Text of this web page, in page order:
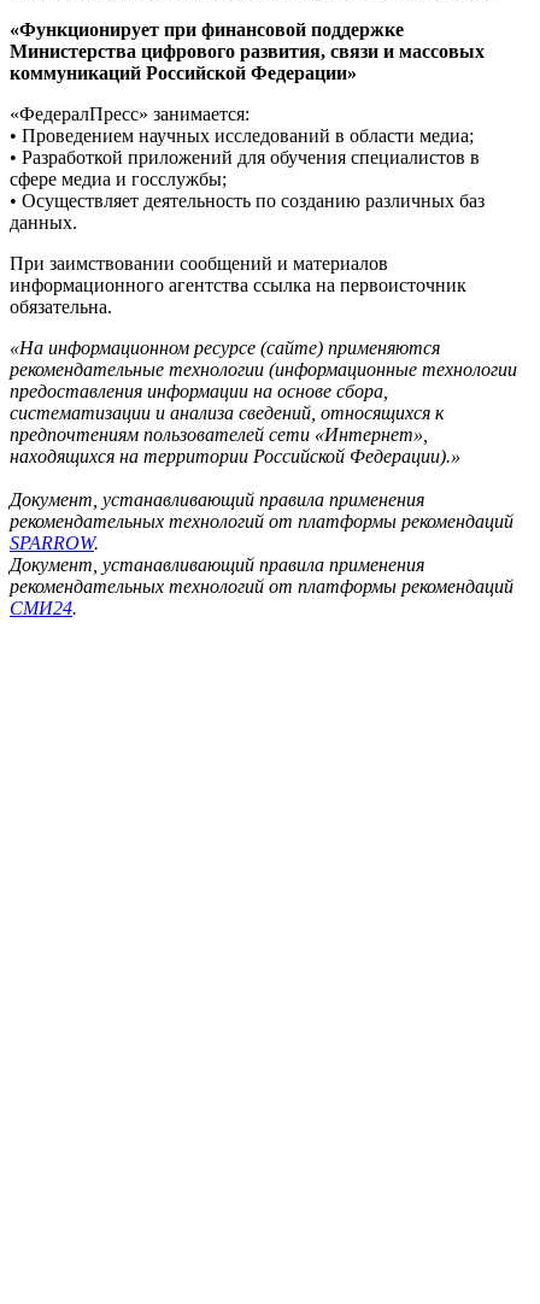
«Функционирует при финансовой поддержке
Министерства цифрового развития, связи и массовых
коммуникаций Российской Федерации»
«ФедералПресс» занимается:
• Проведением научных исследований в области медиа;
• Разработкой приложений для обучения специалистов в
сфере медиа и госслужбы;
• Осуществляет деятельность по созданию различных баз
данных.
При заимствовании сообщений и материалов
информационного агентства ссылка на первоисточник
обязательна.
«На информационном ресурсе (сайте) применяются
рекомендательные технологии (информационные технологии
предоставления информации на основе сбора,
систематизации и анализа сведений, относящихся к
предпочтениям пользователей сети «Интернет»,
находящихся на территории Российской Федерации).»
Документ, устанавливающий правила применения
рекомендательных технологий от платформы рекомендаций
SPARROW.
Документ, устанавливающий правила применения
рекомендательных технологий от платформы рекомендаций
СМИ24.